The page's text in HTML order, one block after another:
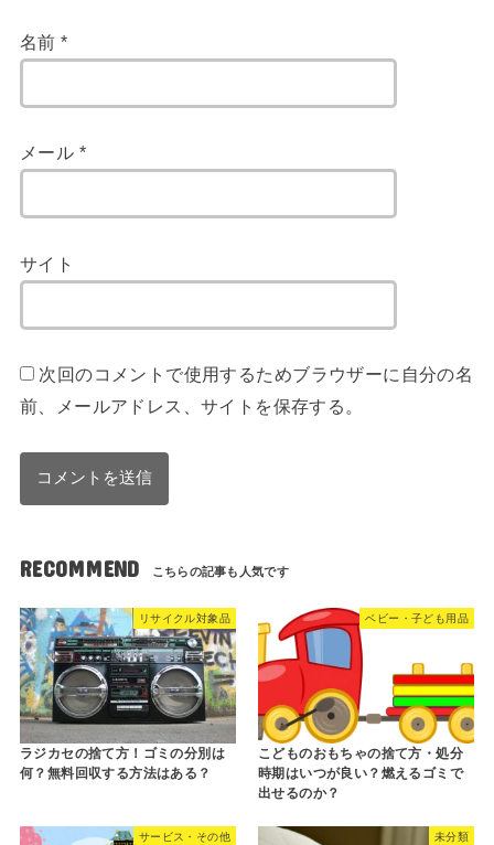
名前*
メール *
サイト
次回のコメントで使用するためブラウザーに自分の名
前、メールアドレス、サイトを保存する。
RECOMMEND
リサイクル対象品
ラジカセの捨て方！ゴミの分別は
何？無料回収する方法はある？
ベビー・子ども用品
こどものおもちゃの捨て方・処分
時期はいつが良い？燃えるゴミで
出せるのか？
サービス・その他 未分類